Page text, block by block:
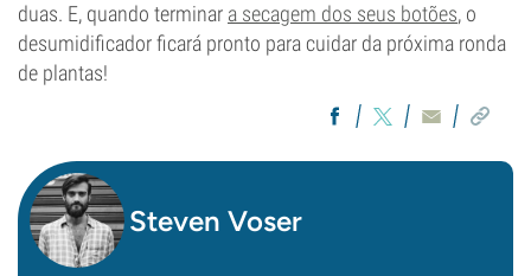
duas. E, quando terminar a secagem dos seus botões, o
desumidificador ficará pronto para cuidar da próxima ronda
de plantas!
Steven Voser